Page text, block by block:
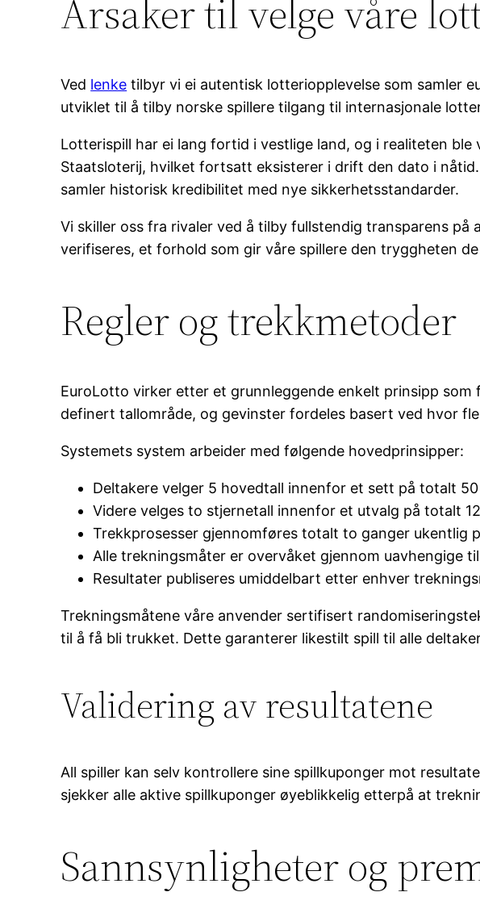
Årsaker til velge våre
Ved lenke tilbyr vi ei autentisk lotteriopplevelse som samler
utviklet til å tilby norske spillere tilgang til internasjonale
Lotterispill har ei lang fortid i vestlige land, og i realiteten
Staatsloterij, hvilket fortsatt eksisterer i drift den dato i
samler historisk kredibilitet med nye sikkerhetsstandarder.
Vi skiller oss fra rivaler ved å tilby fullstendig transparens
verifiseres, et forhold som gir våre spillere den tryggheten
Regler og trekkmetoder
EuroLotto virker etter et grunnleggende enkelt prinsipp
definert tallområde, og gevinster fordeles basert ved hvor
Systemets system arbeider med følgende hovedprinsipper:
Deltakere velger 5 hovedtall innenfor et sett på totalt
Videre velges to stjernetall innenfor et utvalg på totalt
Trekkprosesser gjennomføres totalt to ganger ukentlig
Alle trekningsmåter er overvåket gjennom uavhengige
Resultater publiseres umiddelbart etter enhver
Trekningsmåtene våre anvender sertifisert
til å få bli trukket. Dette garanterer likestilt spill til alle
Validering av resultatene
All spiller kan selv kontrollere sine spillkuponger mot
sjekker alle aktive spillkuponger øyeblikkelig etterpå at
Sannsynligheter og